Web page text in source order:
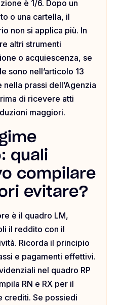
è 1/6. Dopo un
o una cartella, il
non si applica più. In
altri strumenti
o acquiescenza, se
sono nell’articolo 13
prassi dell’Agenzia
di ricevere atti
maggiori.
quali
compilare
evitare?
è il quadro LM,
il reddito con il
Ricorda il principio
e pagamenti effettivi.
nel quadro RP
RN e RX per il
crediti. Se possiedi